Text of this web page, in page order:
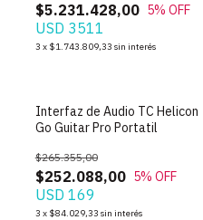
$5.231.428,00 5% OFF
USD 3511
3 x $1.743.809,33 sin interés
Interfaz de Audio TC Helicon
Go Guitar Pro Portatil
$252.088,00
$265.355,00
5% OFF
USD 169
3 x $84.029,33 sin interés